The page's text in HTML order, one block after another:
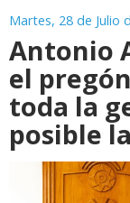
Martes, 28 de Julio
Antonio
el
toda la
posible